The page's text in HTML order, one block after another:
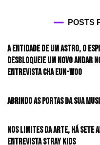
POSTS
A entidade de um astro, o
desbloqueie um novo andar
Entrevista CHA EUN-WOO
Abrindo as portas da sua
Nos limites da arte, há sete
Entrevista Stray Kids